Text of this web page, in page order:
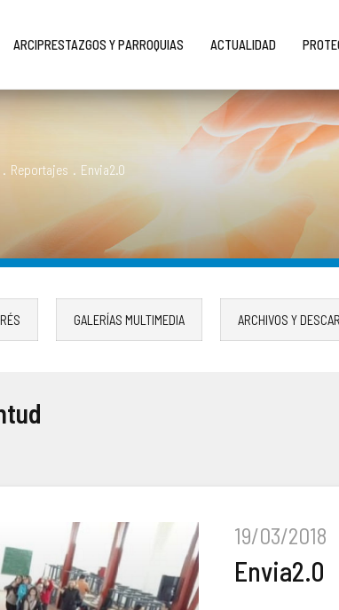
ARCIPRESTAZGOS Y PARROQUIAS ACTUALIDAD
. Reportajes . Envia2.0
GALERÍAS MULTIMEDIA ARCHIVOS Y
19/03/2018
Envia2.0